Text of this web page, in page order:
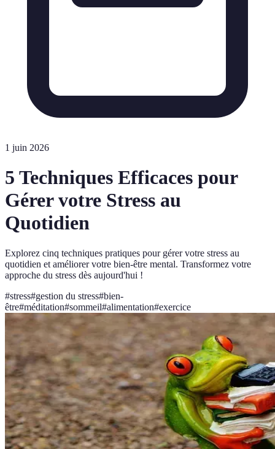
1 juin 2026
5 Techniques Efficaces pour
Gérer votre Stress au
Quotidien
Explorez cinq techniques pratiques pour gérer votre stress au
quotidien et améliorer votre bien-être mental. Transformez votre
approche du stress dès aujourd'hui !
#stress#gestion du stress#bien-
être#méditation#sommeil#alimentation#exercice